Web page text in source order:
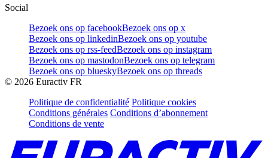
Social
Bezoek ons op facebookBezoek ons op x
Bezoek ons op linkedinBezoek ons op youtube
Bezoek ons op rss-feedBezoek ons op instagram
Bezoek ons op mastodonBezoek ons op telegram
Bezoek ons op blueskyBezoek ons op threads
© 2026 Euractiv FR
Politique de confidentialité Politique cookies
Conditions générales Conditions d’abonnement
Conditions de vente